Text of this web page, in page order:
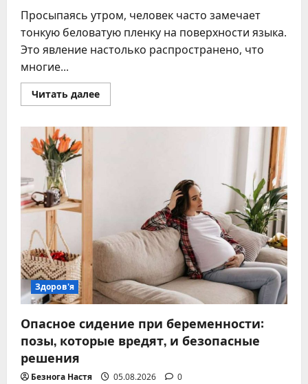
Просыпаясь утром, человек часто замечает
тонкую беловатую пленку на поверхности языка.
Это явление настолько распространено, что
многие...
Читать далееПрочитать
больше
устранения
Здоров'я
Опасное сидение при беременности:
позы, которые вредят, и безопасные
решения
Безнога Настя 05.08.2026 0